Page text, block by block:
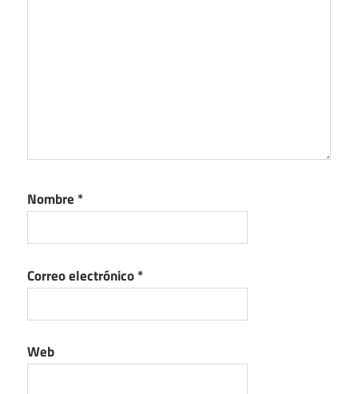
Nombre *
Correo electrónico*
Web